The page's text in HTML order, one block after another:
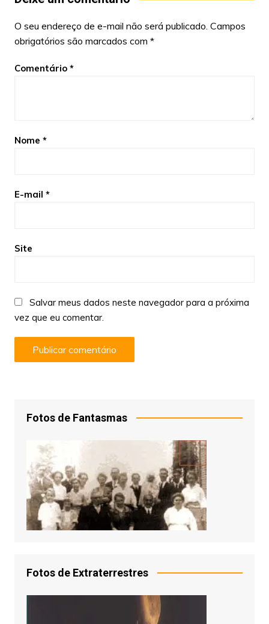
O seu endereço de e-mail não será publicado. Campos
obrigatórios são marcados com *
Comentário *
Nome *
E-mail *
Site
Salvar meus dados neste navegador para a próxima
vez que eu comentar.
Fotos de Fantasmas
Fotos de Extraterrestres